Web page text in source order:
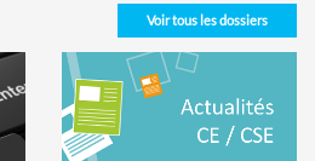
Voir tous les dossiers